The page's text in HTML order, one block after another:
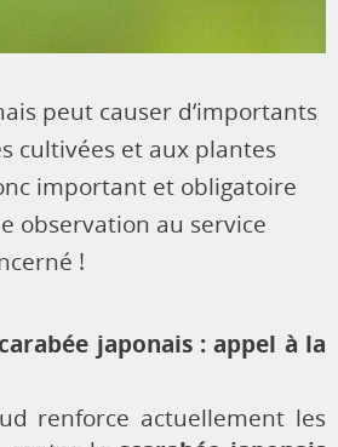
peut causer d‘importants
cultivées et aux plantes
important et obligatoire
observation au service
!
japonais : appel à la
renforce actuellement les